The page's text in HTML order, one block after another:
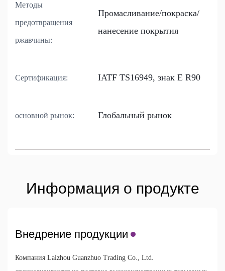
Методы
предотвращения
ржавчины:
Промасливание/покраска/
нанесение покрытия
Сертификация: IATF TS16949, знак E R90
основной рынок: Глобальный рынок
Информация о продукте
Внедрение продукции
Компания Laizhou Guanzhuo Trading Co., Ltd.